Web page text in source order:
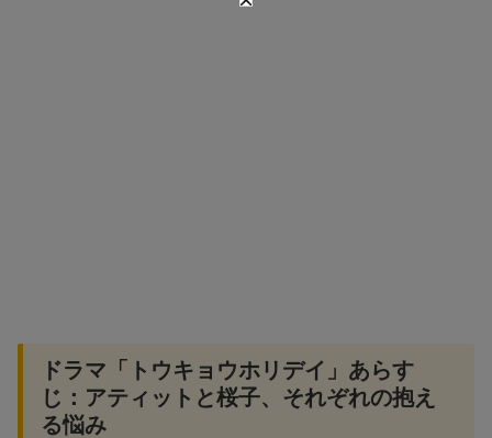
ドラマ「トウキョウホリデイ」あらす
じ：アティットと桜子、それぞれの抱え
る悩み